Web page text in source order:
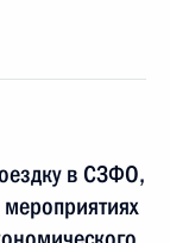
в СЗФО,